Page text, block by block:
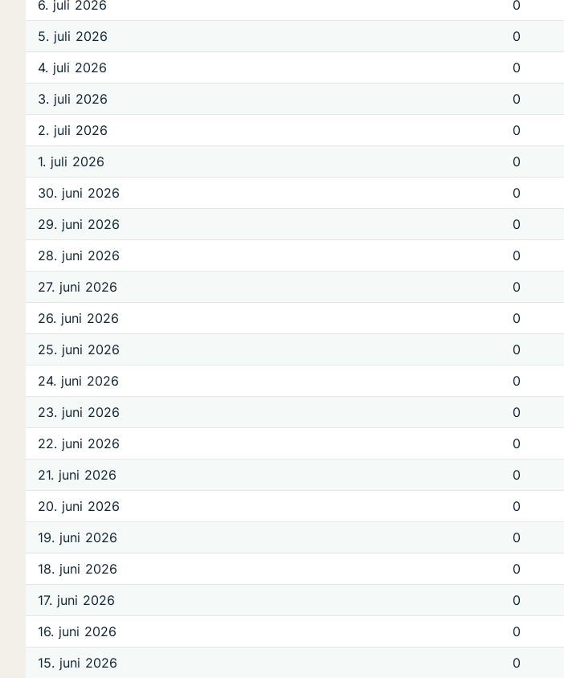
6. juli 2026
0
5. juli 2026
0
4. juli 2026
0
3. juli 2026
0
2. juli 2026
0
1. juli 2026
0
30. juni 2026
0
29. juni 2026
0
28. juni 2026
0
27. juni 2026
0
26. juni 2026
0
25. juni 2026
0
24. juni 2026
0
23. juni 2026
0
22. juni 2026
0
21. juni 2026
0
20. juni 2026
0
19. juni 2026
0
18. juni 2026
0
17. juni 2026
0
16. juni 2026
0
15. juni 2026
0